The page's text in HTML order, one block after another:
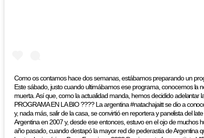
Como os contamos hace dos semanas, estábamos preparando un
Este sábado, justo cuando ultimábamos ese programa, conocemos la
muerta. Así que, como la actualidad manda, hemos decidido adelantar
PROGRAMA EN LA BIO ???? La argentina #natachajaitt se dio a
y, nada más, salir de la casa, se convirtió en reportera y panelista del
Argentina en 2007 y, desde ese entonces, estuvo en el ojo de muchos
año pasado, cuando destapó la mayor red de pederastia de Argentina